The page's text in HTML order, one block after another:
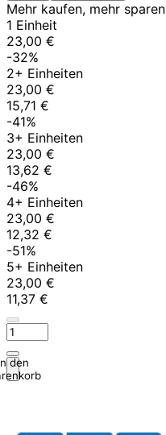
Mehr kaufen, mehr sparen
1 Einheit
23,00 €
-32%
2+ Einheiten
23,00 €
15,71 €
-41%
3+ Einheiten
23,00 €
13,62 €
-46%
4+ Einheiten
23,00 €
12,32 €
-51%
5+ Einheiten
23,00 €
11,37 €
den